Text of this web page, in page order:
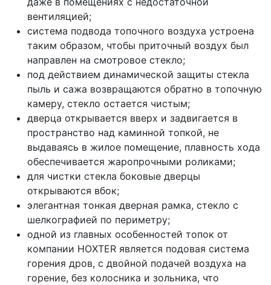
вентиляцией;
система подвода топочного воздуха устроена
таким образом, чтобы приточный воздух был
направлен на смотровое стекло;
под действием динамической защиты стекла
пыль и сажа возвращаются обратно в топочную
камеру, стекло остается чистым;
дверца открывается вверх и задвигается в
пространство над каминной топкой, не
выдаваясь в жилое помещение, плавность хода
обеспечивается жаропрочными роликами;
для чистки стекла боковые дверцы
открываются вбок;
элегантная тонкая дверная рамка, стекло с
шелкографией по периметру;
одной из главных особенностей топок от
компании HOXTER является подовая система
горения дров, с двойной подачей воздуха на
горение, без колосника и зольника, что